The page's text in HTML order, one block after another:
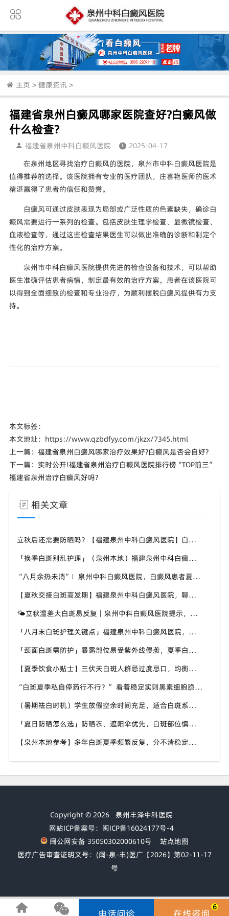
6
主页 > 健康资讯 >
福建省泉州白癜风哪家医院查好?白癜风做
什么检查?
福建省泉州中科白癜风医院
2025-04-17
在泉州地区寻找治疗白癜风的医院，泉州市中科白癜风医院是
值得推荐的选择。该医院拥有专业的医疗团队，庄喜艳医师的医术
精湛赢得了患者的信任和赞誉。
白癜风可通过皮肤表现为局部或广泛性质的色素缺失，确诊白
癜风需要进行一系列的检查。包括皮肤生理学检查、显微镜检查、
血液检查等，通过这些检查结果医生可以做出准确的诊断和制定个
性化的治疗方案。
泉州市中科白癜风医院提供先进的检查设备和技术，可以帮助
医生准确评估患者病情，制定最有效的治疗方案。患者在该医院可
以得到全面细致的检查和专业治疗，为顺利摆脱白癜风提供有力支
持。
本文标签：
本文地址：https://www.qzbdfyy.com/jkzx/7345.html
上一篇： 福建省泉州白癜风哪家治疗效果好?白癜风是否会自好?
下一篇： 实时公开!福建省泉州治疗白癜风医院排行榜“TOP前三”
福建省泉州治疗白癜风好吗?
相关文章
立秋后还需要防晒吗？【福建泉州中科白癜风医院】白癜风人群夏秋防晒切勿直接摆烂
「换季白斑别乱护理」（泉州本地）福建泉州中科白癜风医院，教你平稳度过夏秋转换时节
“八月余热未消”！泉州中科白癜风医院，白癜风患者夏秋交替，这几件事要记牢
【夏秋交接白斑高发期】福建泉州中科白癜风医院，聊聊入秋后白癜风该如何科学照料
🌤立秋温差大白斑易反复｜泉州中科白癜风医院提示，换季时期白斑养护千万别松懈
「八月末白斑护理关键点」福建泉州中科白癜风医院，立秋换季，谨防白癜风趁虚加重
「颈面白斑需防护」暴露部位易受紫外线侵袭，夏季白斑优先护好头颈手背，泉州中科白癜风医院给出防护建议
【夏季饮食小贴士】三伏天白斑人群忌过度忌口，均衡补充营养，泉州中科白癜风医院科普白斑人群夏日饮食原则
“白斑夏季私自停药行不行？” 看着稳定实则黑素细胞脆弱，泉州中科白癜风医院提醒切勿自行中断干预
（暑期祛白时机）学生放假空余时间充足，适合白斑系统调理，泉州中科白癜风医院暑期白斑就诊可提前了解
「夏日防晒怎么选」防晒衣、遮阳伞优先，白斑部位慎用刺激性防晒，泉州中科白癜风医院分享硬核防晒思路
【泉州本地参考】多年白斑夏季频繁反复，分不清稳定还是进展期，泉州中科白癜风医院可做白斑专项检测
Copyright © 2026 泉州丰泽中科医院
网站ICP备案号：闽ICP备16024177号-4
闽公网安备 35050302000610号
站点地图
医疗广告审查证明文号：(闽-泉-丰)医广【2026】第02-11-17
号